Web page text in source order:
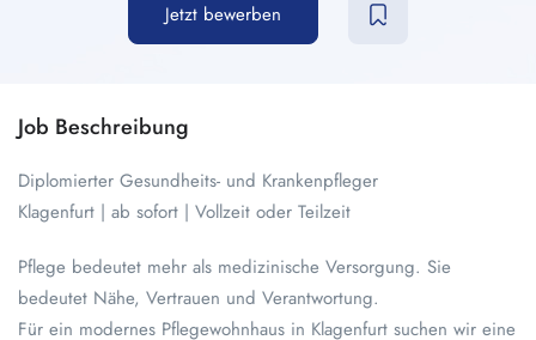
Jetzt bewerben
Job Beschreibung
Diplomierter Gesundheits- und Krankenpfleger
Klagenfurt | ab sofort | Vollzeit oder Teilzeit
Pflege bedeutet mehr als medizinische Versorgung. Sie
bedeutet Nähe, Vertrauen und Verantwortung.
Für ein modernes Pflegewohnhaus in Klagenfurt suchen wir eine